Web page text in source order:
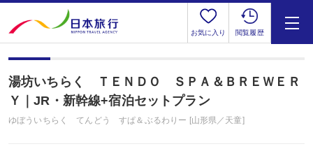
お気に入り 閲覧履歴
湯坊いちらく ＴＥＮＤＯ ＳＰＡ＆ＢＲＥＷＥＲ
Ｙ｜JR・新幹線+宿泊セットプラン
ゆぼういちらく てんどう すぱ＆ぶるわりー [山形県／天童]